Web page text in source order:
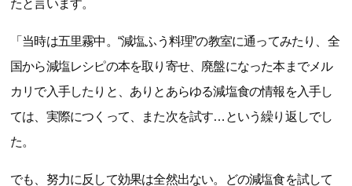
たと言います。
「当時は五里霧中。“減塩ふう料理”の教室に通ってみたり、全
国から減塩レシピの本を取り寄せ、廃盤になった本までメル
カリで入手したりと、ありとあらゆる減塩食の情報を入手し
ては、実際につくって、また次を試す…という繰り返しでし
た。
でも、努力に反して効果は全然出ない。どの減塩食を試して